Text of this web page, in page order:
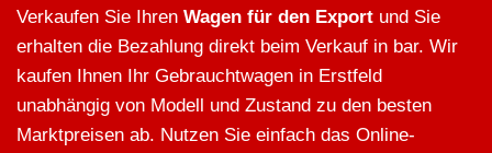
Verkaufen Sie Ihren Wagen für den Export und Sie
erhalten die Bezahlung direkt beim Verkauf in bar. Wir
kaufen Ihnen Ihr Gebrauchtwagen in Erstfeld
unabhängig von Modell und Zustand zu den besten
Marktpreisen ab. Nutzen Sie einfach das Online-